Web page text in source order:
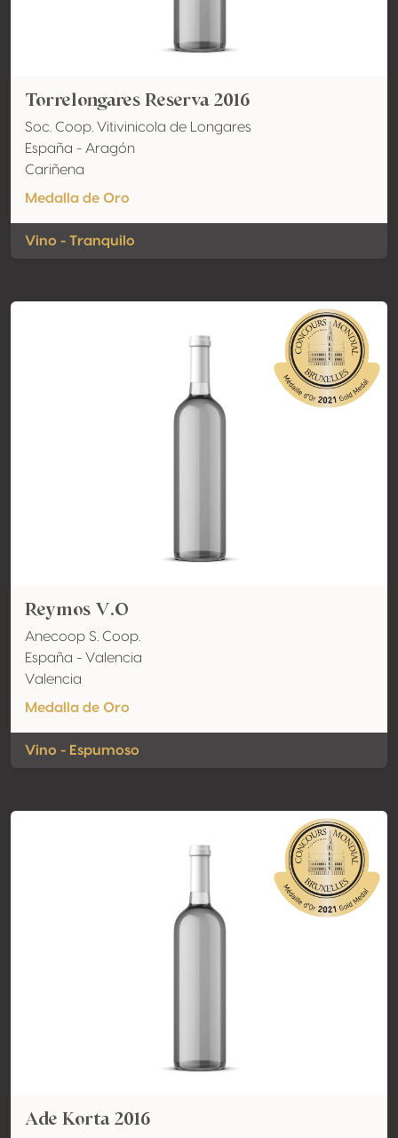
Torrelongares Reserva 2016
Soc. Coop. Vitivinicola de Longares
España - Aragón
Cariñena
Medalla de Oro
Vino - Tranquilo
Reymos V.O
Anecoop S. Coop.
España - Valencia
Valencia
Medalla de Oro
Vino - Espumoso
Ade Korta 2016